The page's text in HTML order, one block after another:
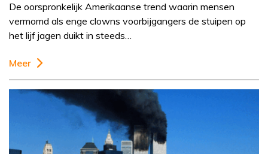
De oorspronkelijk Amerikaanse trend waarin mensen
vermomd als enge clowns voorbijgangers de stuipen op
het lijf jagen duikt in steeds…
Meer